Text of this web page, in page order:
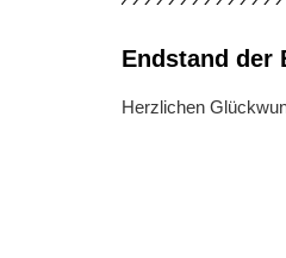
Endstand der
Herzlichen